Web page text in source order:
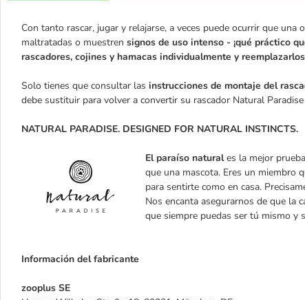
Con tanto rascar, jugar y relajarse, a veces puede ocurrir que
maltratadas o muestren signos de uso intenso - ¡qué práctico
rascadores, cojines y hamacas individualmente y
Solo tienes que consultar las instrucciones de montaje del
debe sustituir para volver a convertir su rascador Natural
NATURAL PARADISE. DESIGNED FOR NATURAL INSTINCTS.
El paraíso naturales la mejor
que una mascota. Eres un miembro
para sentirte como en casa.
Nos encanta asegurarnos de que la
que siempre puedas ser tú mismo y
Información del fabricante
zooplus SE